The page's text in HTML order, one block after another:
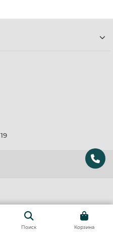
технологического
Поиск Корзина